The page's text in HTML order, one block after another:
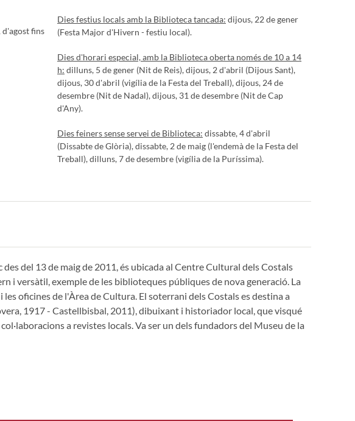
d'agost fins
Dies festius locals amb la Biblioteca tancada: dijous, 22 de gener
(Festa Major d'Hivern - festiu local).
Dies d'horari especial, amb la Biblioteca oberta només de 10 a 14
h: dilluns, 5 de gener (Nit de Reis), dijous, 2 d'abril (Dijous Sant),
dijous, 30 d'abril (vigília de la Festa del Treball), dijous, 24 de
desembre (Nit de Nadal), dijous, 31 de desembre (Nit de Cap
d'Any).
Dies feiners sense servei de Biblioteca: dissabte, 4 d'abril
(Dissabte de Glòria), dissabte, 2 de maig (l'endemà de la Festa del
Treball), dilluns, 7 de desembre (vigília de la Puríssima).
del 13 de maig de 2011, és ubicada al Centre Cultural dels Costals
i versàtil, exemple de les biblioteques públiques de nova generació. La
oficines de l'Àrea de Cultura. El soterrani dels Costals es destina a
1917 - Castellbisbal, 2011), dibuixant i historiador local, que visqué
a revistes locals. Va ser un dels fundadors del Museu de la